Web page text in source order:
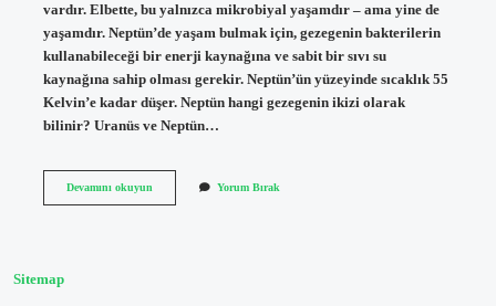
vardır. Elbette, bu yalnızca mikrobiyal yaşamdır – ama yine de
yaşamdır. Neptün’de yaşam bulmak için, gezegenin bakterilerin
kullanabileceği bir enerji kaynağına ve sabit bir sıvı su
kaynağına sahip olması gerekir. Neptün’ün yüzeyinde sıcaklık 55
Kelvin’e kadar düşer. Neptün hangi gezegenin ikizi olarak
bilinir? Uranüs ve Neptün…
Devamını okuyunUranüs
Yorum Bırak
Sitemap